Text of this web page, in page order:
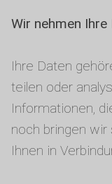
Wir nehmen
Ihre Daten
teilen oder
Informationen,
noch bringen
Ihnen in